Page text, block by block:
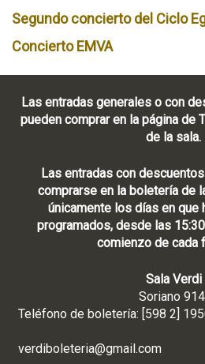
Segundo concierto del Ciclo
Concierto EMVA
Las entradas generales o con
pueden comprar en la página de
de la sala.
Las entradas con
comprarse en la boletería de
únicamente los días en que
programados, desde las
comienzo de cada
Sala Verdi
Soriano 914
Teléfono de boletería:
verdiboleteria@gmail.com